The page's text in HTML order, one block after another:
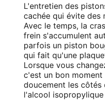
L'entretien des
cachée qui évite des
Avec le temps, la
frein s'accumulent
parfois un piston
qui fait qu'une
Lorsque vous
c'est un bon
doucement les côtés
l'alcool